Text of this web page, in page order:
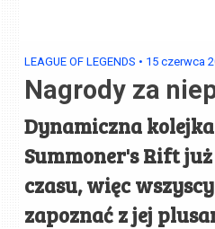
LEAGUE OF LEGENDS • 15 czerwca
Nagrody za
Dynamiczna
Summoner's Rift
czasu, więc
zapoznać z jej